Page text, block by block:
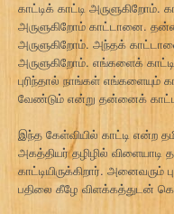
காட்டிக் காட்டி அருளுகிறோம்.
அருளுகிறோம் காட்டானை.
அருளுகிறோம். அந்தக்
அருளுகிறோம். எங்களைக்
புரிந்தால் நாங்கள் எங்களையும்
வேண்டும் என்று தன்னைக்
இந்த கேள்வியில் காட்டி என்ற
அகத்தியர் தழிழில் விளையாடி
காட்டியிருக்கிறார்.
பதிலை கீழே விளக்கத்துடன்